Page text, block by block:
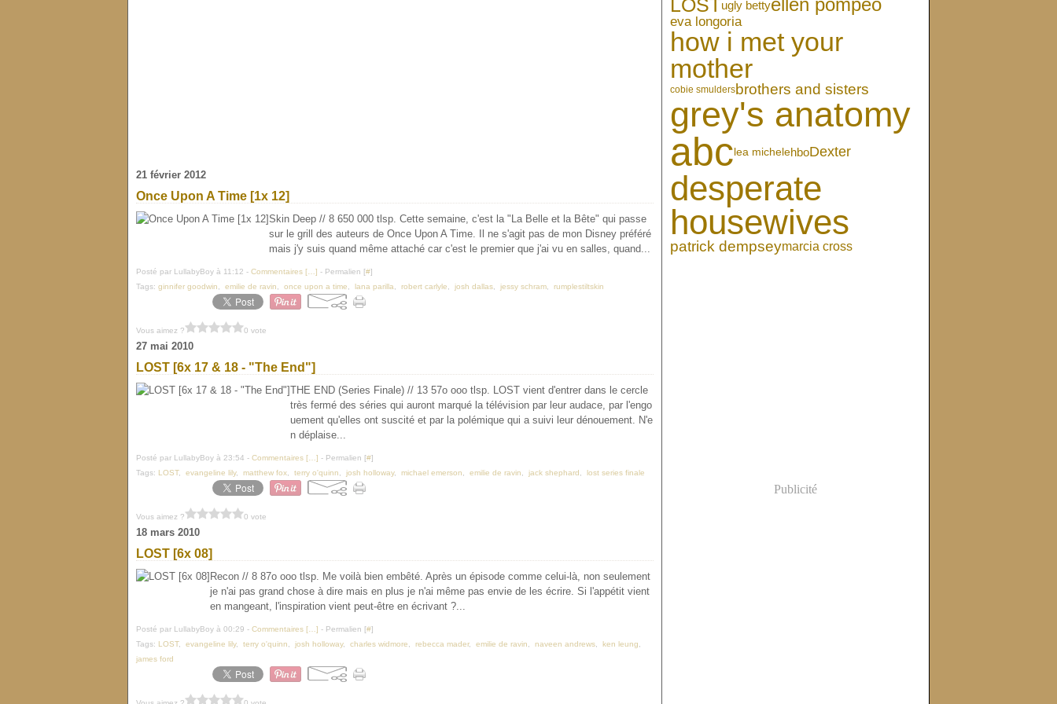
21 février 2012
Once Upon A Time [1x 12]
Skin Deep // 8 650 000 tlsp. Cette semaine, c'est la "La Belle et la Bête" qui passe
sur le grill des auteurs de Once Upon A Time. Il ne s'agit pas de mon Disney préféré
mais j'y suis quand même attaché car c'est le premier que j'ai vu en salles, quand...
Posté par LullabyBoy à 11:12 - Commentaires [ ] - Permalien [#]
Tags: ginnifer goodwin emilie de ravin once upon a time lana parilla robert carlyle josh dallas jessy schram rumplestiltskin
Vous aimez ? 0 vote
27 mai 2010
LOST [6x 17 & 18 - "The End"]
THE END (Series Finale) // 13 57o ooo tlsp. LOST vient d'entrer dans le cercle
très fermé des séries qui auront marqué la télévision par leur audace, par l'engo
uement qu'elles ont suscité et par la polémique qui a suivi leur dénouement. N'e
n déplaise...
Posté par LullabyBoy à 23:54 - Commentaires [ ] - Permalien [#]
Tags: LOST, evangeline lily, matthew fox terry o'quinn josh holloway, michael emerson emilie de ravin jack shephard lost series finale
Vous aimez ? 0 vote
18 mars 2010
LOST [6x 08]
Recon // 8 87o ooo tlsp. Me voilà bien embêté. Après un épisode comme celui-là, non seulement
je n'ai pas grand chose à dire mais en plus je n'ai même pas envie de les écrire. Si l'appétit vient
en mangeant, l'inspiration vient peut-être en écrivant ?...
Posté par LullabyBoy à 00:29 - Commentaires [ ] - Permalien [#]
Tags: LOST, evangeline lily, terry o'quinn josh holloway, charles widmore rebecca mader, emilie de ravin naveen andrews ken leung
james ford
LOSTugly bettyellen pompeo
eva longoria
how i met your
mother
cobie smuldersbrothers and sisters
grey's anatomy
abclea michelehboDexter
desperate
housewives
patrick dempseymarcia cross
Publicité